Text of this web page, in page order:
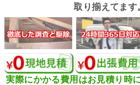
取り揃えてます
実際にかかる費用はお見積り時